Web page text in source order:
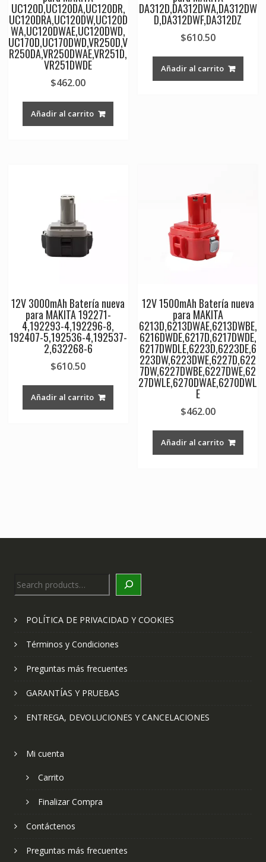
UC120D,UC120DA,UC120DR,
UC120DRA,UC120DW,UC120D
WA,UC120DWAE,UC120DWD,
UC170D,UC170DWD,VR250D,V
R250DA,VR250DWAE,VR251D,
VR251DWDE
$462.00
Añadir al carrito
DA312D,DA312DWA,DA312DW
D,DA312DWF,DA312DZ
$610.50
Añadir al carrito
12V 3000mAh Batería nueva
para MAKITA 192271-
4,192293-4,192296-8,
192407-5,192536-4,192537-
2,632268-6
$610.50
Añadir al carrito
12V 1500mAh Batería nueva
para MAKITA
6213D,6213DWAE,6213DWBE,
6216DWDE,6217D,6217DWDE,
6217DWDLE,6223D,6223DE,6
223DW,6223DWE,6227D,622
7DW,6227DWBE,6227DWE,62
27DWLE,6270DWAE,6270DWL
E
$462.00
Añadir al carrito
Search
POLÍTICA DE PRIVACIDAD Y COOKIES
Términos y Condiciones
Preguntas más frecuentes
GARANTÍAS Y PRUEBAS
ENTREGA, DEVOLUCIONES Y CANCELACIONES
Mi cuenta
Carrito
Finalizar Compra
Contáctenos
Preguntas más frecuentes